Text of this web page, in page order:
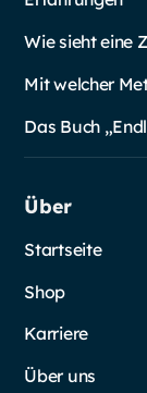
Wie sieht eine
Mit welcher
Das Buch
Über
Startseite
Shop
Karriere
Über uns